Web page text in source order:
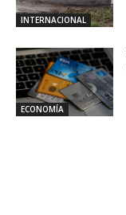
INTERNACIONAL
ECONOMÍA